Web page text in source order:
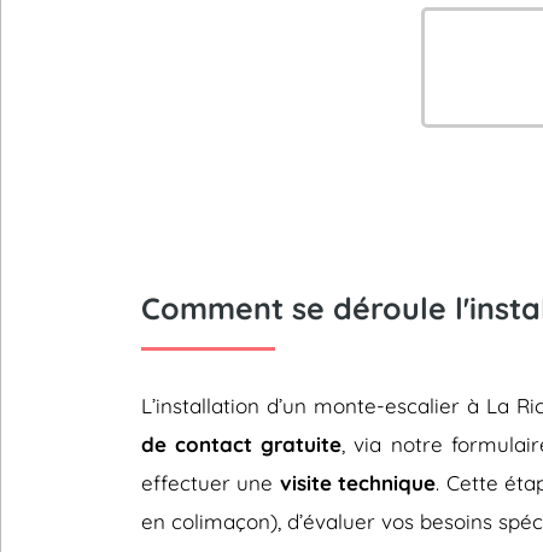
Comment se déroule
L’installation d’un monte-escalier à La
de contact gratuite , via notre
effectuer une visite technique. Cette
en colimaçon), d’évaluer vos besoins